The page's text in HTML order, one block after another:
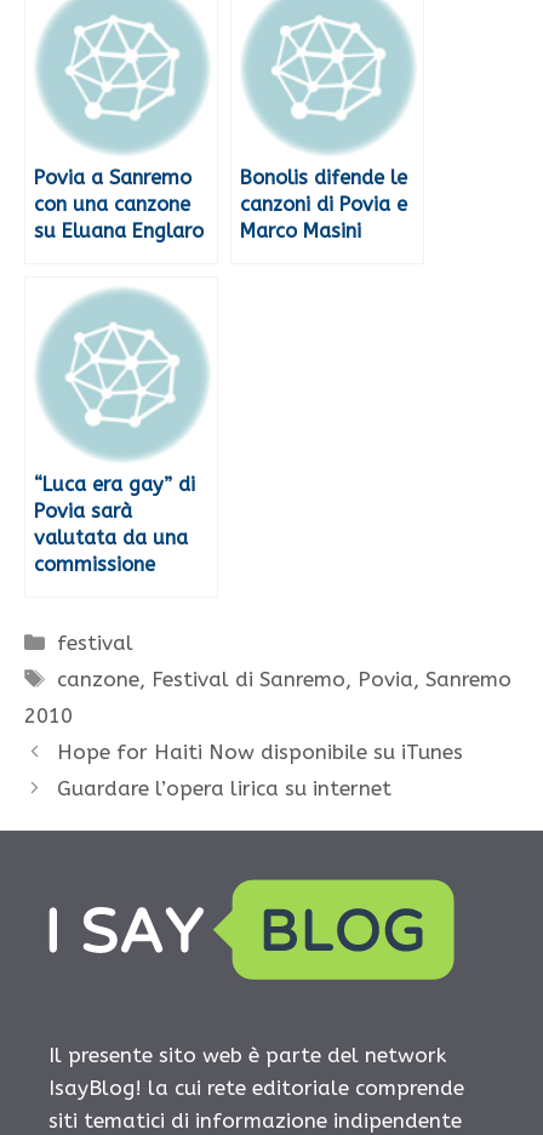
Povia a Sanremo
con una canzone
su Eluana Englaro
Bonolis difende le
canzoni di Povia e
Marco Masini
“Luca era gay” di
Povia sarà
valutata da una
commissione
Categorie
festival
Tag
canzone, Festival di Sanremo, Povia,Sanremo
2010
Hope for Haiti Now disponibile su iTunes
Guardare l’opera lirica su internet
Il presente sito web è parte del network
IsayBlog! la cui rete editoriale comprende
siti tematici di informazione indipendente